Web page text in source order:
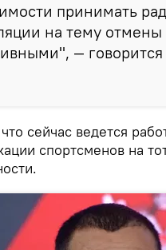
принимать
на тему отмены
—
сейчас ведется
спортсменов на